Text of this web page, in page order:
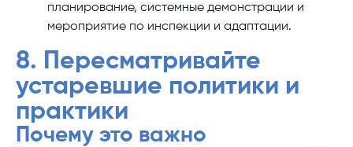
планирование, системные демонстрации и
мероприятие по инспекции и адаптации.
8. Пересматривайте
устаревшие политики и
практики
Почему это важно